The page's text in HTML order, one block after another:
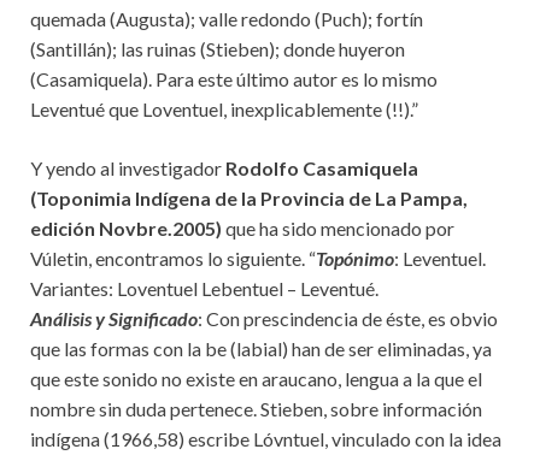
quemada (Augusta); valle redondo (Puch); fortín
(Santillán); las ruinas (Stieben); donde huyeron
(Casamiquela). Para este último autor es lo mismo
Leventué que Loventuel, inexplicablemente (!!).”
Y yendo al investigador Rodolfo Casamiquela
(Toponimia Indígena de la Provincia de La Pampa,
edición Novbre.2005) que ha sido mencionado por
Vúletin, encontramos lo siguiente. “Topónimo: Leventuel.
Variantes: Loventuel Lebentuel – Leventué.
Análisis y Significado: Con prescindencia de éste, es obvio
que las formas con la be (labial) han de ser eliminadas, ya
que este sonido no existe en araucano, lengua a la que el
nombre sin duda pertenece. Stieben, sobre información
indígena (1966,58) escribe Lóvntuel, vinculado con la idea